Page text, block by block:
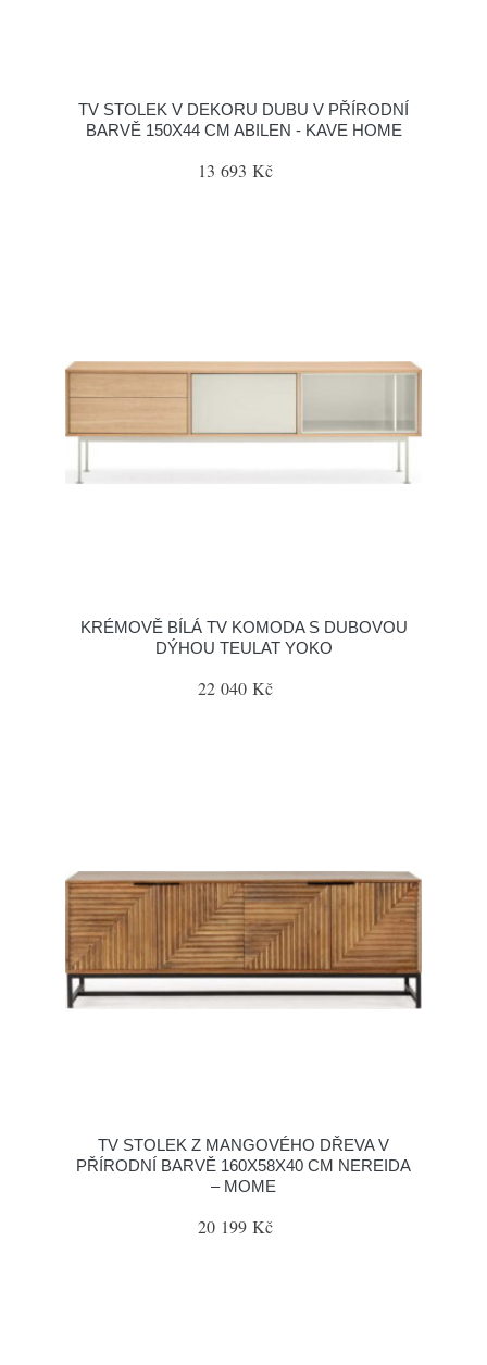
TV STOLEK V DEKORU DUBU V PŘÍRODNÍ
BARVĚ 150X44 CM ABILEN - KAVE HOME
13 693 Kč
KRÉMOVĚ BÍLÁ TV KOMODA S DUBOVOU
DÝHOU TEULAT YOKO
22 040 Kč
TV STOLEK Z MANGOVÉHO DŘEVA V
PŘÍRODNÍ BARVĚ 160X58X40 CM NEREIDA
– MOME
20 199 Kč